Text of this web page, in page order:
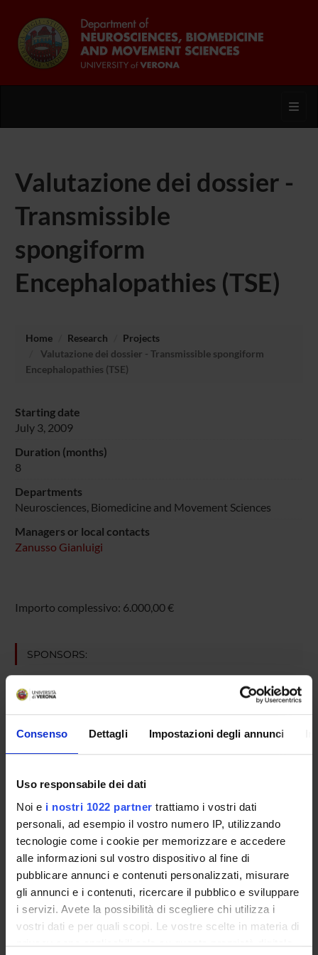
Consenso Dettagli Impostazioni degli annunci
Uso responsabile dei dati
Noi e i nostri 1022 partner trattiamo i vostri dati
personali, ad esempio il vostro numero IP, utilizzando
tecnologie come i cookie per memorizzare e accedere
alle informazioni sul vostro dispositivo al fine di
pubblicare annunci e contenuti personalizzati, misurare
gli annunci e i contenuti, ricercare il pubblico e sviluppare
i servizi. Avete la possibilità di scegliere chi utilizza i
vostri dati e per quali scopi. Le vostre scelte in materia di
privacy sono applicabili solo su questa proprietà digitale
Valutazione dei dossier -
Transmissible
spongiform
Encephalopathies (TSE)
Home Research
Projects
Valutazione dei dossier - Transmissible spongiform
Encephalopathies (TSE)
Starting date
July 3, 2009
Duration (months)
8
Departments
Neurosciences, Biomedicine and Movement Sciences
Managers or local contacts
Zanusso Gianluigi
Importo complessivo: 6.000,00 €
SPONSORS:
Funds:assigned and managed by the department
Gianluigi Zanusso
Associate Professor
SECTIONS
Neurology Section